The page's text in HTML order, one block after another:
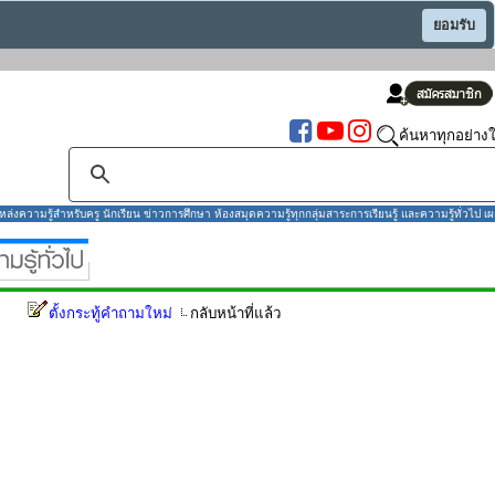
ยอมรับ
ค้นหาทุกอย่าง
งความรู้สำหรับครู นักเรียน ข่าวการศึกษา ห้องสมุดความรู้ทุกกลุ่มสาระการเรียนรู้ และความรู้ทั่วไป เ
ตั้งกระทู้คำถามใหม่ กลับหน้าที่แล้ว